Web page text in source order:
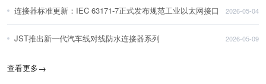
连接器标准更新：IEC 63171-7正式发布规范工业以太网接口 2026-05-04
JST推出新一代汽车线对线防水连接器系列 2026-05-09
查看更多→